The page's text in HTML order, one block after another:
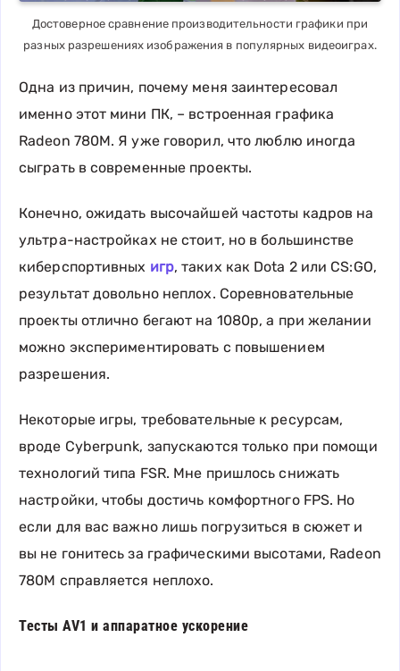
Достоверное сравнение производительности графики при
разных разрешениях изображения в популярных видеоиграх.
Одна из причин, почему меня заинтересовал
именно этот мини ПК, – встроенная графика
Radeon 780M. Я уже говорил, что люблю иногда
сыграть в современные проекты.
Конечно, ожидать высочайшей частоты кадров на
ультра-настройках не стоит, но в большинстве
киберспортивных игр, таких как Dota 2 или CS:GO,
результат довольно неплох. Соревновательные
проекты отлично бегают на 1080p, а при желании
можно экспериментировать с повышением
разрешения.
Некоторые игры, требовательные к ресурсам,
вроде Cyberpunk, запускаются только при помощи
технологий типа FSR. Мне пришлось снижать
настройки, чтобы достичь комфортного FPS. Но
если для вас важно лишь погрузиться в сюжет и
вы не гонитесь за графическими высотами, Radeon
780M справляется неплохо.
Тесты AV1 и аппаратное ускорение